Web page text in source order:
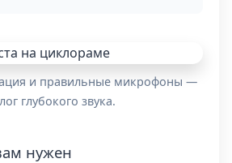
и правильные микрофоны —
глубокого звука.
нужен